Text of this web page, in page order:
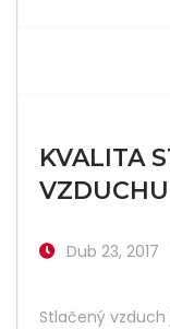
KVALITA
VZDUCHU
Dub 23, 2017
Stlačený vzduch